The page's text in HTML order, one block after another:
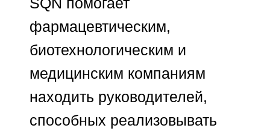
Москва, ул. Летниковская, 2с1, к.D
info@s-q-n.ru